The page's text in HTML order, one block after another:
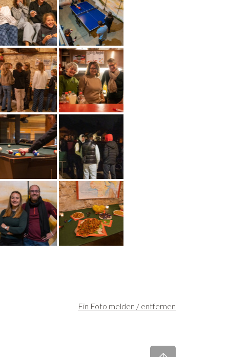
Ein Foto melden / entfernen